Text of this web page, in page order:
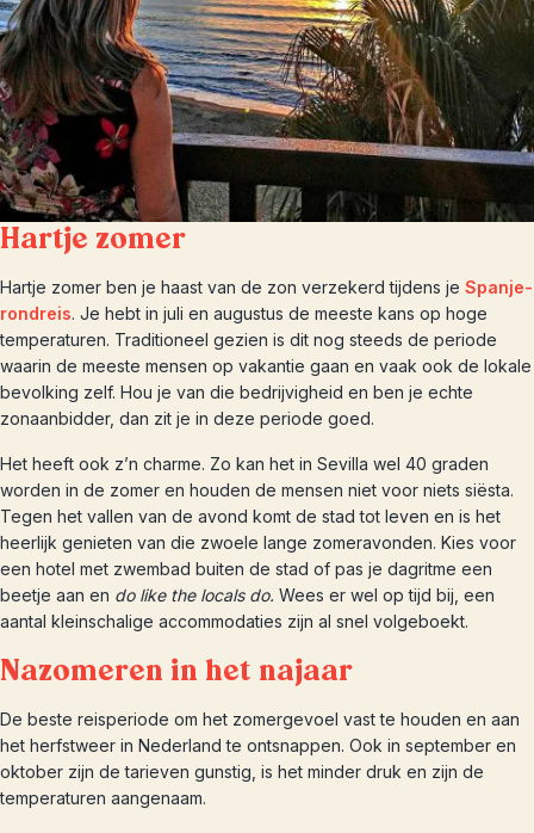
Hartje zomer
Hartje zomer ben je haast van de zon verzekerd tijdens je Spanje-
rondreis. Je hebt in juli en augustus de meeste kans op hoge
temperaturen. Traditioneel gezien is dit nog steeds de periode
waarin de meeste mensen op vakantie gaan en vaak ook de lokale
bevolking zelf. Hou je van die bedrijvigheid en ben je echte
zonaanbidder, dan zit je in deze periode goed.
Het heeft ook z’n charme. Zo kan het in Sevilla wel 40 graden
worden in de zomer en houden de mensen niet voor niets siësta.
Tegen het vallen van de avond komt de stad tot leven en is het
heerlijk genieten van die zwoele lange zomeravonden. Kies voor
een hotel met zwembad buiten de stad of pas je dagritme een
beetje aan en do like the locals do. Wees er wel op tijd bij, een
aantal kleinschalige accommodaties zijn al snel volgeboekt.
Nazomeren in het najaar
De beste reisperiode om het zomergevoel vast te houden en aan
het herfstweer in Nederland te ontsnappen. Ook in september en
oktober zijn de tarieven gunstig, is het minder druk en zijn de
temperaturen aangenaam.